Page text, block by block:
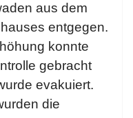
aus dem
entgegen.
konnte
gebracht
evakuiert.
die